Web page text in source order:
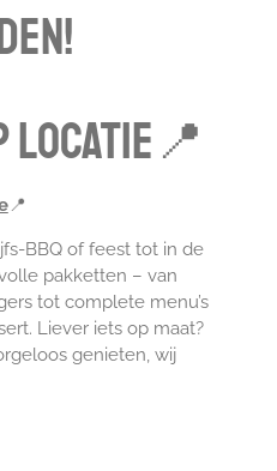
locatie📍
📍
BBQ of feest tot in de
pakketten – van
tot complete menu’s
Liever iets op maat?
genieten, wij